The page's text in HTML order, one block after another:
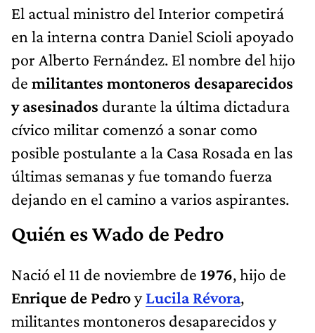
El actual ministro del Interior competirá
en la interna contra Daniel Scioli apoyado
por Alberto Fernández. El nombre del hijo
de militantes montoneros desaparecidos
y asesinados durante la última dictadura
cívico militar comenzó a sonar como
posible postulante a la Casa Rosada en las
últimas semanas y fue tomando fuerza
dejando en el camino a varios aspirantes.
Quién es Wado de Pedro
Nació el 11 de noviembre de 1976, hijo de
Enrique de PedroyLucila Révora,
militantes montoneros desaparecidos y